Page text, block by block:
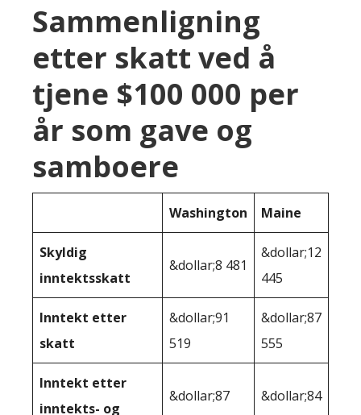
Sammenligning
etter skatt ved å
tjene $100 000 per
år som gave og
samboere
Washington Maine
Skyldig
inntektsskatt
&dollar;8 481
&dollar;12
445
Inntekt etter
skatt
&dollar;91
519
&dollar;87
555
Inntekt etter
inntekts- og
&dollar;87
&dollar;84